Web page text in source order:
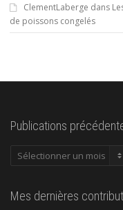
ClementLaberge dans
de poissons congelés
Publications
Publications
Mes dernières